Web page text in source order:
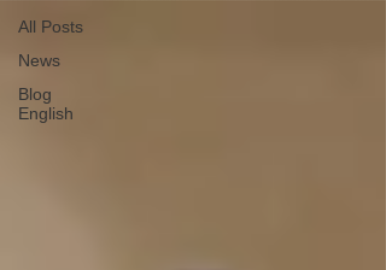
All Posts
News
Blog
English